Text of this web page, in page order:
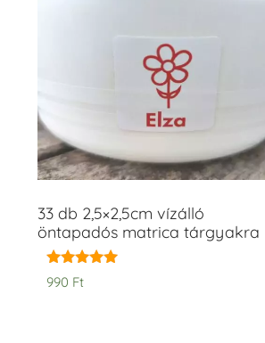
33 db 2,5×2,5cm vízálló
öntapadós matrica tárgyakra
Értékelés:
5.00
990 Ft